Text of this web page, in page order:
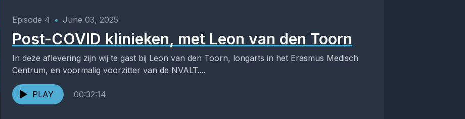
Episode 4 • June 03, 2025
Post-COVID klinieken, met Leon van den Toorn
In deze aflevering zijn wij te gast bij Leon van den Toorn, longarts in het Erasmus Medisch
Centrum, en voormalig voorzitter van de NVALT....
PLAY 00:32:14